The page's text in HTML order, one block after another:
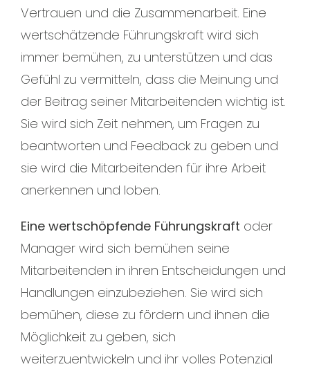
Vertrauen und die Zusammenarbeit. Eine
wertschätzende Führungskraft wird sich
immer bemühen, zu unterstützen und das
Gefühl zu vermitteln, dass die Meinung und
der Beitrag seiner Mitarbeitenden wichtig ist.
Sie wird sich Zeit nehmen, um Fragen zu
beantworten und Feedback zu geben und
sie wird die Mitarbeitenden für ihre Arbeit
anerkennen und loben.
Eine wertschöpfende Führungskraft oder
Manager wird sich bemühen seine
Mitarbeitenden in ihren Entscheidungen und
Handlungen einzubeziehen. Sie wird sich
bemühen, diese zu fördern und ihnen die
Möglichkeit zu geben, sich
weiterzuentwickeln und ihr volles Potenzial